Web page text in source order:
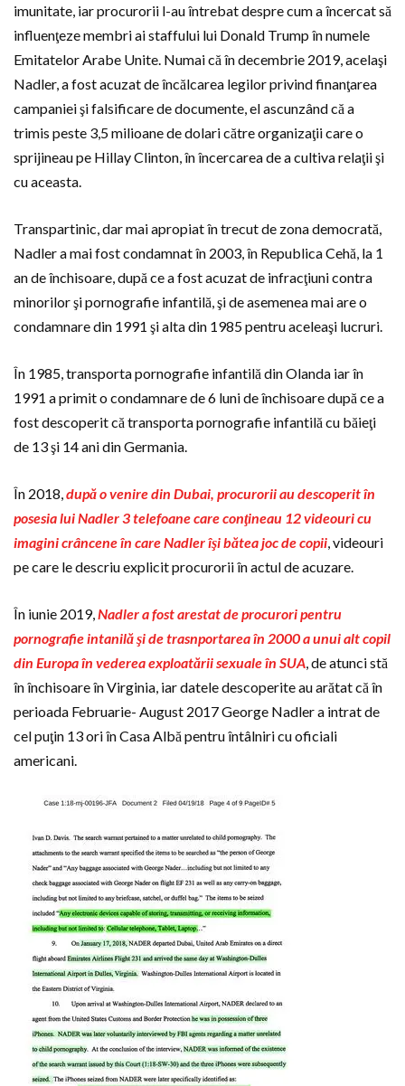
imunitate, iar procurorii l-au întrebat despre cum a încercat să
influenţeze membri ai staffului lui Donald Trump în numele
Emitatelor Arabe Unite. Numai că în decembrie 2019, acelaşi
Nadler, a fost acuzat de încălcarea legilor privind finanţarea
campaniei şi falsificare de documente, el ascunzând că a
trimis peste 3,5 milioane de dolari către organizaţii care o
sprijineau pe Hillay Clinton, în încercarea de a cultiva relaţii şi
cu aceasta.
Transpartinic, dar mai apropiat în trecut de zona democrată,
Nadler a mai fost condamnat în 2003, în Republica Cehă, la 1
an de închisoare, după ce a fost acuzat de infracţiuni contra
minorilor şi pornografie infantilă, şi de asemenea mai are o
condamnare din 1991 şi alta din 1985 pentru aceleaşi lucruri.
În 1985, transporta pornografie infantilă din Olanda iar în
1991 a primit o condamnare de 6 luni de închisoare după ce a
fost descoperit că transporta pornografie infantilă cu băieţi
de 13 şi 14 ani din Germania.
În 2018, după o venire din Dubai, procurorii au descoperit în
posesia lui Nadler 3 telefoane care conţineau 12 videouri cu
imagini crâncene în care Nadler îşi bătea joc de copii , videouri
pe care le descriu explicit procurorii în actul de acuzare.
În iunie 2019, Nadler a fost arestat de procurori pentru
pornografie intanilă şi de trasnportarea în 2000 a unui alt copil
din Europa în vederea exploatării sexuale în SUA , de atunci stă
în închisoare în Virginia, iar datele descoperite au arătat că în
perioada Februarie- August 2017 George Nadler a intrat de
cel puţin 13 ori în Casa Albă pentru întâlniri cu oficiali
americani.